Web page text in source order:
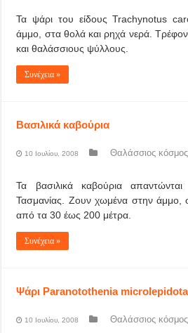
Τα ψάρι του είδους Trachynotus
άμμο, στα θολά και ρηχά νερά.
και θαλάσσιους ψύλλους.
Συνέχεια »
Βασιλικά καβούρια
10 Ιουλίου, 2008 Θαλάσσιος κόσμος
Τα βασιλικά καβούρια
Τασμανίας. Ζουν χωμένα στην άμμο,
από τα 30 έως 200 μέτρα.
Συνέχεια »
Ψάρι Paranotothenia microlepidota
10 Ιουλίου, 2008 Θαλάσσιος κόσμος